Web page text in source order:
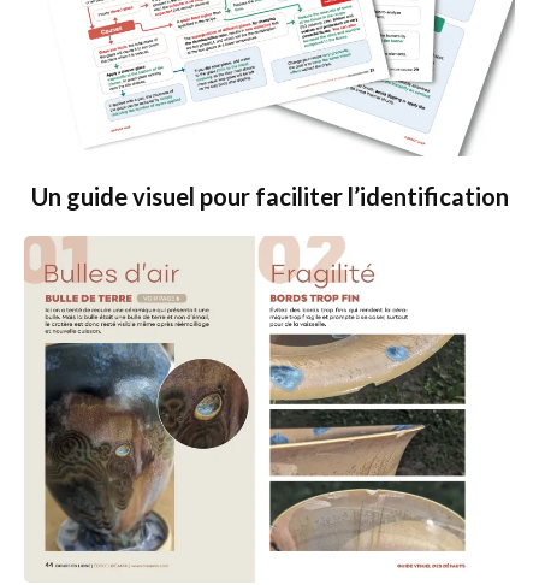
Un guide visuel pour faciliter l’identification